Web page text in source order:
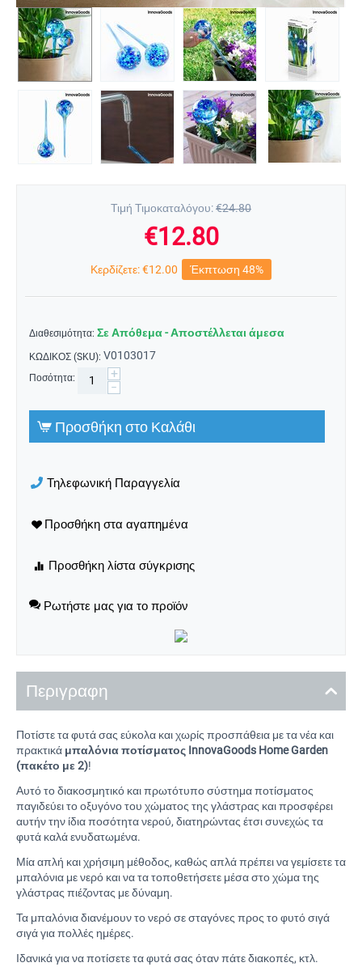
Τιμή Τιμοκαταλόγου:€24.80
€12.80
Κερδίζετε:€12.00 Έκπτωση 48%
Διαθεσιμότητα: Σε Απόθεμα - Αποστέλλεται άμεσα
ΚΩΔΙΚΟΣ (SKU): V0103017
Ποσότητα: +
−
Προσθήκη στο Καλάθι
Τηλεφωνική Παραγγελία
Ρωτήστε μας για το προϊόν
Περιγραφη
Ποτίστε τα φυτά σας εύκολα και χωρίς προσπάθεια με τα νέα και
πρακτικά μπαλόνια ποτίσματος InnovaGoods Home Garden
(πακέτο με 2)!
Αυτό το διακοσμητικό και πρωτότυπο σύστημα ποτίσματος
παγιδεύει το οξυγόνο του χώματος της γλάστρας και προσφέρει
αυτήν την ίδια ποσότητα νερού, διατηρώντας έτσι συνεχώς τα
φυτά καλά ενυδατωμένα.
Μία απλή και χρήσιμη μέθοδος, καθώς απλά πρέπει να γεμίσετε τα
μπαλόνια με νερό και να τα τοποθετήσετε μέσα στο χώμα της
γλάστρας πιέζοντας με δύναμη.
Τα μπαλόνια διανέμουν το νερό σε σταγόνες προς το φυτό σιγά
σιγά για πολλές ημέρες.
Ιδανικά για να ποτίσετε τα φυτά σας όταν πάτε διακοπές, κτλ.